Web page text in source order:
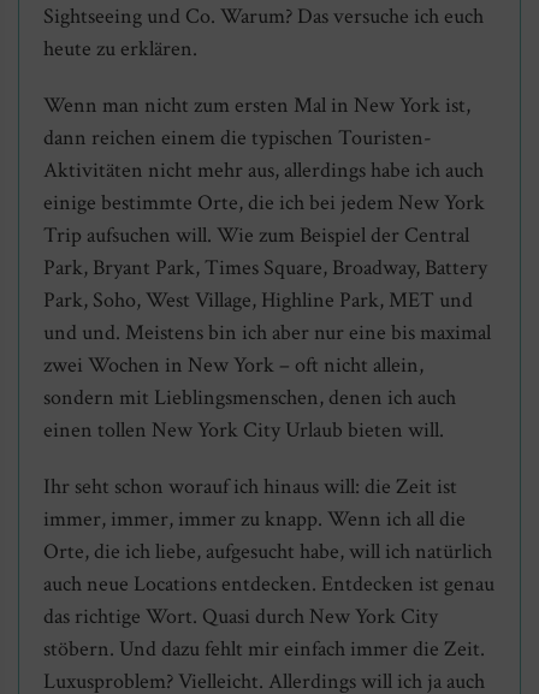
Sightseeing und Co. Warum? Das versuche ich euch
heute zu erklären.
Wenn man nicht zum ersten Mal in New York ist,
dann reichen einem die typischen Touristen-
Aktivitäten nicht mehr aus, allerdings habe ich auch
einige bestimmte Orte, die ich bei jedem New York
Trip aufsuchen will. Wie zum Beispiel der Central
Park, Bryant Park, Times Square, Broadway, Battery
Park, Soho, West Village, Highline Park, MET und
und und. Meistens bin ich aber nur eine bis maximal
zwei Wochen in New York – oft nicht allein,
sondern mit Lieblingsmenschen, denen ich auch
einen tollen New York City Urlaub bieten will.
Ihr seht schon worauf ich hinaus will: die Zeit ist
immer, immer, immer zu knapp. Wenn ich all die
Orte, die ich liebe, aufgesucht habe, will ich natürlich
auch neue Locations entdecken. Entdecken ist genau
das richtige Wort. Quasi durch New York City
stöbern. Und dazu fehlt mir einfach immer die Zeit.
Luxusproblem? Vielleicht. Allerdings will ich ja auch